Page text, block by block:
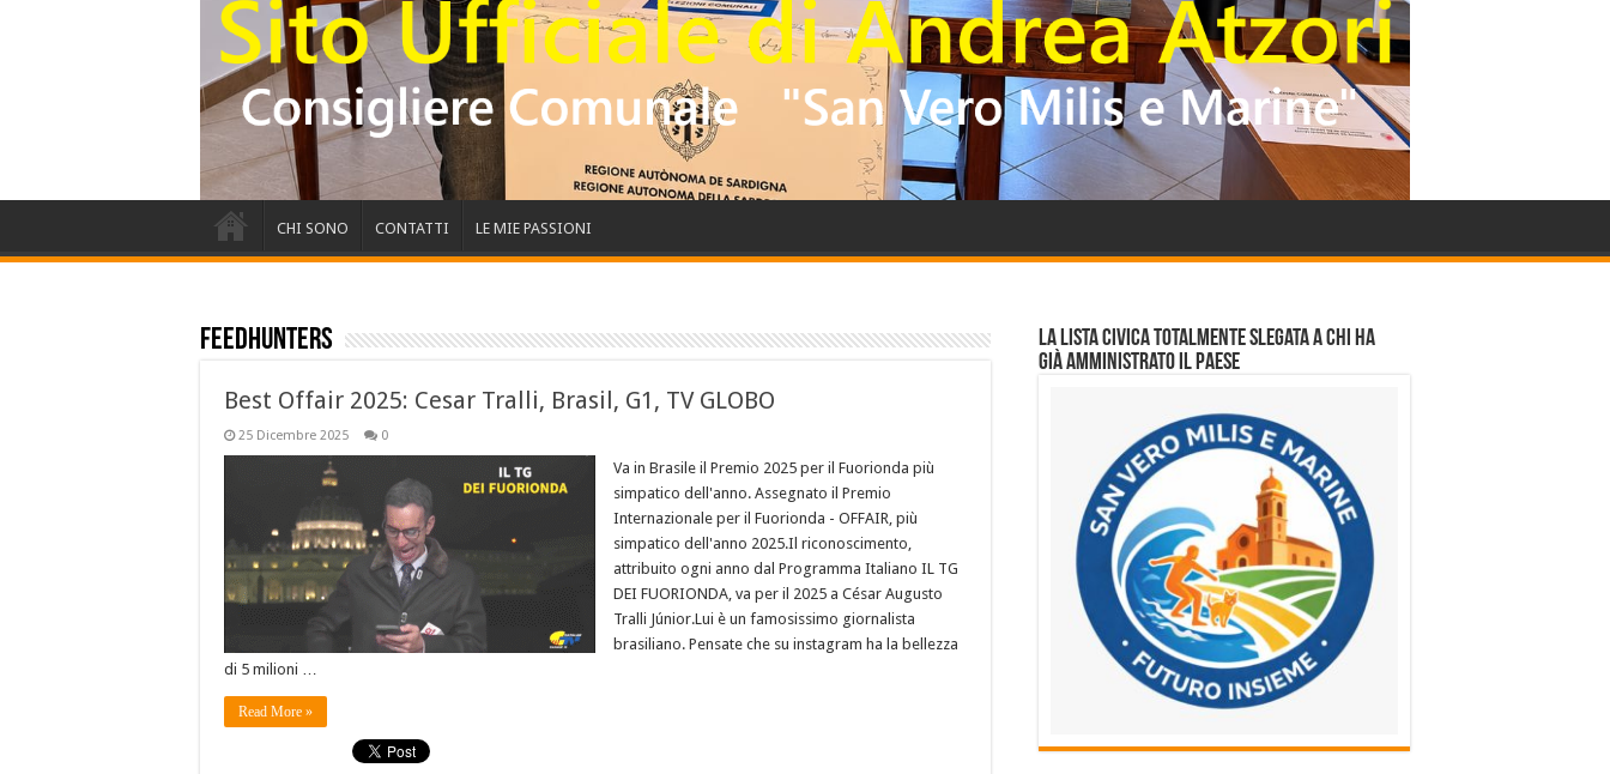
CHI SONO CONTATTI LE MIE PASSIONI
Feedhunters
Best Offair 2025: Cesar Tralli, Brasil, G1, TV GLOBO
25 Dicembre 2025 0
Va in Brasile il Premio 2025 per il Fuorionda più
simpatico dell'anno. Assegnato il Premio
Internazionale per il Fuorionda - OFFAIR, più
simpatico dell'anno 2025.Il riconoscimento,
attribuito ogni anno dal Programma Italiano IL TG
DEI FUORIONDA, va per il 2025 a César Augusto
Tralli Júnior.Lui è un famosissimo giornalista
brasiliano. Pensate che su instagram ha la bellezza
di 5 milioni …
Read More »
La lista civica totalmente slegata a chi ha
già amministrato il Paese